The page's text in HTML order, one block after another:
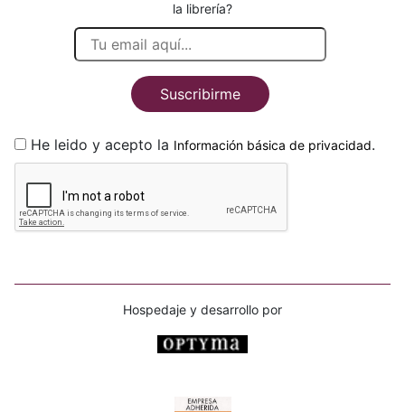
la librería?
Suscribirme
He leido y acepto la Información básica de privacidad.
Hospedaje y desarrollo por